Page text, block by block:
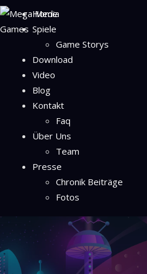
Home
Spiele
Game Storys
Download
Video
Blog
Kontakt
Faq
Über Uns
Team
Presse
Chronik Beiträge
Fotos